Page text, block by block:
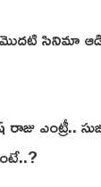
సినిమా
రాజు ఎంట్రీ..